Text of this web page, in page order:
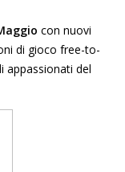
con nuovi
di gioco free-to-
appassionati del